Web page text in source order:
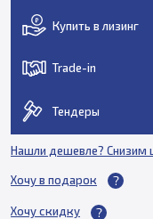
Купить в лизинг
Trade-in
Тендеры
Нашли дешевле? Снизим
Хочу в подарок
Хочу скидку